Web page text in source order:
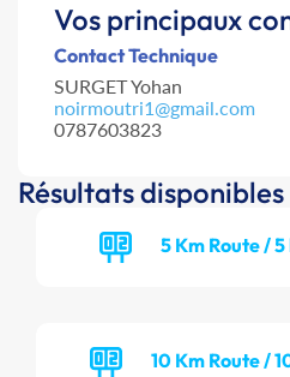
Vos principaux
Contact Technique
SURGET Yohan
noirmoutri1@gmail.com
0787603823
Résultats disponibles
5 Km Route /
10 Km Route /